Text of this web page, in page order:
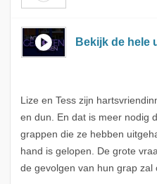
Bekijk de hele
Lize en Tess zijn
en dun. En dat is meer nodig
grappen die ze hebben
hand is gelopen. De grote
de gevolgen van hun grap